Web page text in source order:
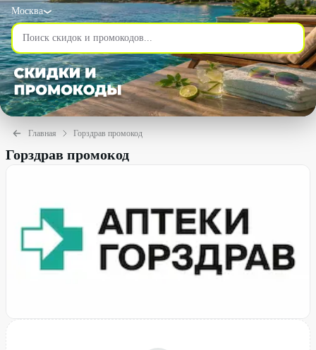
Москва
Главная Горздрав промокод
Горздрав промокод